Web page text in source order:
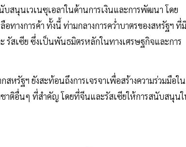
สนุนเวเนซุเอลาในด้านการเงินและการพัฒนา โดย
างการค้า ทั้งนี้ ท่ามกลางการคว่ำบาตรของสหรัฐฯ ที่มี
รัสเซีย ซึ่งเป็นพันธมิตรหลักในทางเศรษฐกิจและการ
รัฐฯ ยังสะท้อนถึงการเจรจาเพื่อสร้างความร่วมมือใน
ชาติอื่นๆ ที่สำคัญ โดยที่จีนและรัสเซียให้การสนับสนุน